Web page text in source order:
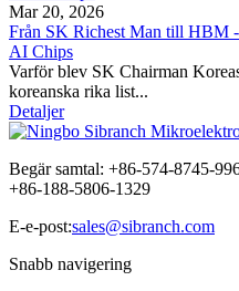
Mar 20, 2026
Från SK Richest Man till HBM
AI Chips
Varför blev SK Chairman
koreanska rika list...
Detaljer
Begär samtal: +86-574-8745-
+86-188-5806-1329
E-e-post:sales@sibranch.com
Snabb navigering